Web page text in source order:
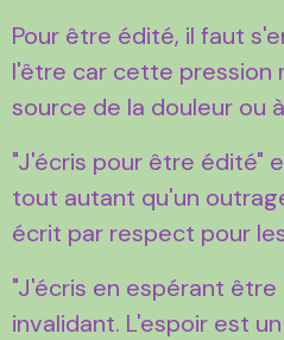
Pour être édité, il faut
l'être car cette pression
source de la douleur ou
"J'écris pour être édité"
tout autant qu'un
écrit par respect pour
"J'écris en espérant
invalidant. L'espoir est